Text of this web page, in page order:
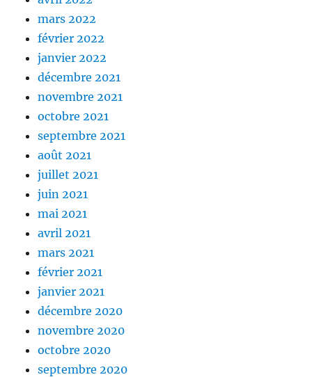
mars 2022
février 2022
janvier 2022
décembre 2021
novembre 2021
octobre 2021
septembre 2021
août 2021
juillet 2021
juin 2021
mai 2021
avril 2021
mars 2021
février 2021
janvier 2021
décembre 2020
novembre 2020
octobre 2020
septembre 2020